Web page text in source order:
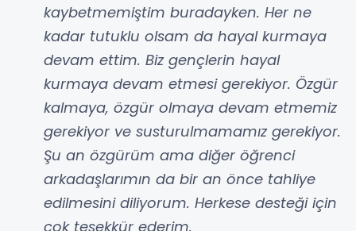
kaybetmemiştim buradayken. Her ne
kadar tutuklu olsam da hayal kurmaya
devam ettim. Biz gençlerin hayal
kurmaya devam etmesi gerekiyor. Özgür
kalmaya, özgür olmaya devam etmemiz
gerekiyor ve susturulmamamız gerekiyor.
Şu an özgürüm ama diğer öğrenci
arkadaşlarımın da bir an önce tahliye
edilmesini diliyorum. Herkese desteği için
çok teşekkür ederim.